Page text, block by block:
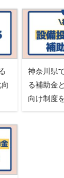
神奈川県
る補助金
向け制度